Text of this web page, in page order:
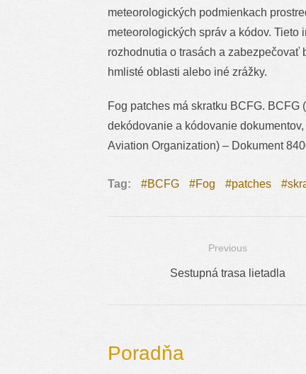
meteorologických podmienkach
meteorologických správ a kódov.
rozhodnutia o trasách a zabezpečovať
hmlisté oblasti alebo iné zrážky.
Fog patches má skratku BCFG. BCFG
dekódovanie a kódovanie
Aviation Organization) – Dokument
Tag: BCFG Fog patches
Navigácia
Previous
Previous
Sestupná trasa lietadla
Poradňa